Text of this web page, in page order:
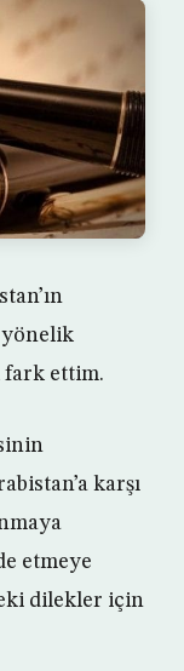
yönelik
ettim.
karşı
etmeye
dilekler için